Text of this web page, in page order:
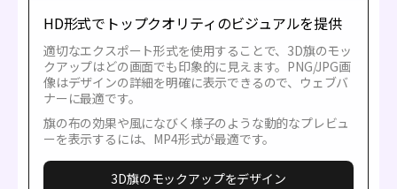
HD形式でトップクオリティのビジュアルを提供
適切なエクスポート形式を使用することで、3D旗のモッ
クアップはどの画面でも印象的に見えます。PNG/JPG画
像はデザインの詳細を明確に表示できるので、ウェブバ
ナーに最適です。
旗の布の効果や風になびく様子のような動的なプレビュ
ーを表示するには、MP4形式が最適です。
3D旗のモックアップをデザイン